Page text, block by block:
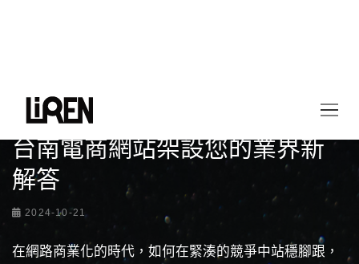
最新情報 台南電商網站架設您的業界新解答
台南電商網站架設您的業界新
解答
2024-10-21
在網路商業化的時代，如何在緊湊的競爭中站穩腳跟，